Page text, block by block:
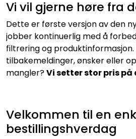
Vi vil gjerne høre fra
Dette er første versjon av den
jobber kontinuerlig med å
filtrering og produktinformasjon.
tilbakemeldinger, ønsker eller
mangler?Vi setter stor pris på
Velkommen til en
bestillingshverdag